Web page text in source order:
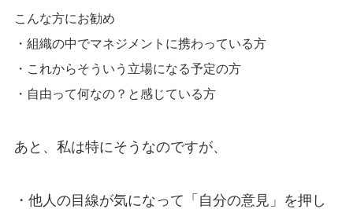
こんな方にお勧め
・組織の中でマネジメントに携わっている方
・これからそういう立場になる予定の方
・自由って何なの？と感じている方
あと、私は特にそうなのですが、
・他人の目線が気になって「自分の意見」を押し